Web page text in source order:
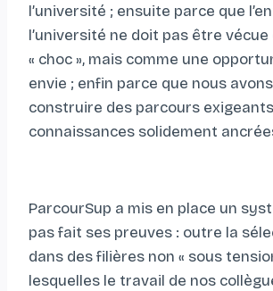
l’université ; ensuite parce que
l’université ne doit pas être vécue
« choc », mais comme une
envie ; enfin parce que nous
construire des parcours
connaissances solidement
ParcourSup a mis en place un
pas fait ses preuves : outre la
dans des filières non « sous
lesquelles le travail de nos